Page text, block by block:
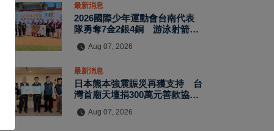
最新消息
2026國際少年運動會台南代表
隊勇奪7金2銀4銅 游泳射箭籃
Aug 07, 2026
最新消息
日本熊本強震賑災再獲支持 台
灣首廟天壇捐300萬元善款協助
Aug 07, 2026